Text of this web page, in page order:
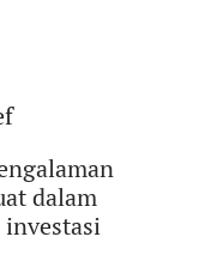
dalam